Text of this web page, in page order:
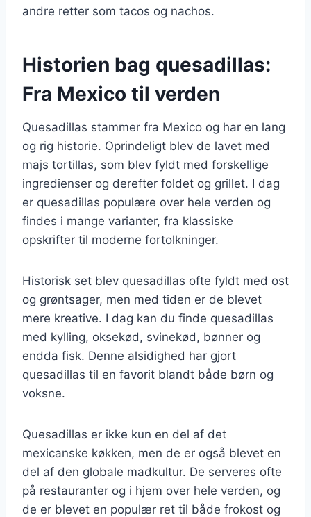
andre retter som tacos og nachos.
Historien bag quesadillas:
Fra Mexico til verden
Quesadillas stammer fra Mexico og har en lang
og rig historie. Oprindeligt blev de lavet med
majs tortillas, som blev fyldt med forskellige
ingredienser og derefter foldet og grillet. I dag
er quesadillas populære over hele verden og
findes i mange varianter, fra klassiske
opskrifter til moderne fortolkninger.
Historisk set blev quesadillas ofte fyldt med ost
og grøntsager, men med tiden er de blevet
mere kreative. I dag kan du finde quesadillas
med kylling, oksekød, svinekød, bønner og
endda fisk. Denne alsidighed har gjort
quesadillas til en favorit blandt både børn og
voksne.
Quesadillas er ikke kun en del af det
mexicanske køkken, men de er også blevet en
del af den globale madkultur. De serveres ofte
på restauranter og i hjem over hele verden, og
de er blevet en populær ret til både frokost og